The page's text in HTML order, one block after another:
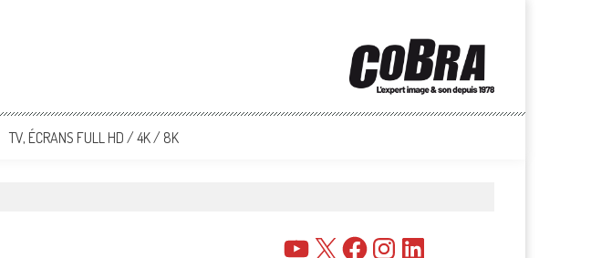
TV, ÉCRANS FULL HD / 4K / 8K
YouTube
X FacebookInstagramLinkedIn